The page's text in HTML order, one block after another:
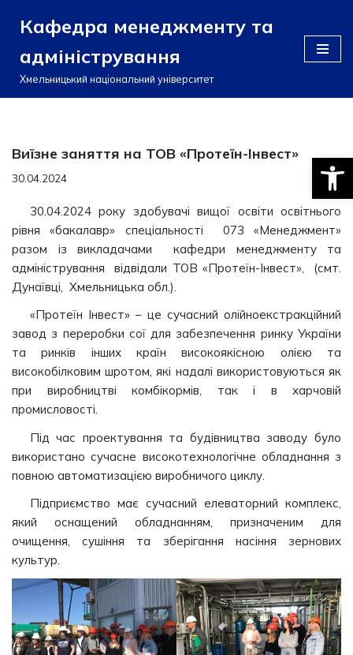
Перейти
до
вмісту
Кафедра менеджменту та
адміністрування
Хмельницький національний університет
Виїзне заняття на ТОВ «Протеїн-Інвест»
30.04.2024
30.04.2024 року здобувачі вищої освіти освітнього
рівня «бакалавр» спеціальності 073 «Менеджмент»
разом із викладачами кафедри менеджменту та
адміністрування відвідали ТОВ «Протеїн-Інвест», (смт.
Дунаївці, Хмельницька обл.).
«Протеїн Інвест» – це сучасний олійноекстракційний
завод з переробки сої для забезпечення ринку України
та ринків інших країн високоякісною олією та
високобілковим шротом, які надалі використовуються як
при виробництві комбікормів, так і в харчовій
промисловості.
Під час проектування та будівництва заводу було
використано сучасне високотехнологічне обладнання з
повною автоматизацією виробничого циклу.
Підприємство має сучасний елеваторний комплекс,
який оснащений обладнанням, призначеним для
очищення, сушіння та зберігання насіння зернових
культур.